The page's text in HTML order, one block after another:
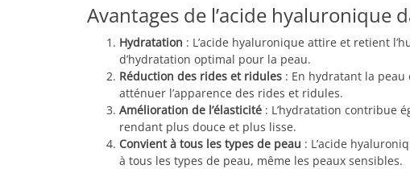
Avantages de l’acide hyaluronique
Hydratation : L’acide hyaluronique attire et retient
d’hydratation optimal pour la peau.
Réduction des rides et ridules : En hydratant la
atténuer l’apparence des rides et ridules.
Amélioration de l’élasticité : L’hydratation contribue
rendant plus douce et plus lisse.
Convient à tous les types de peau : L’acide
à tous les types de peau, même les peaux sensibles.